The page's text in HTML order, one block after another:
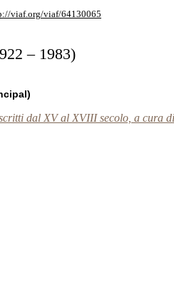
viaf.org/viaf/64130065
– 1983)
dal XV al XVIII secolo, a cura